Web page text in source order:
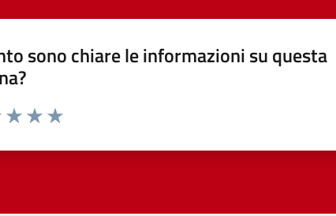
sono chiare le informazioni su questa